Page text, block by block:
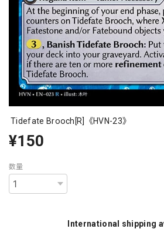
Tidefate Brooch[R]《HVN-23》
¥150
数量
International shipping